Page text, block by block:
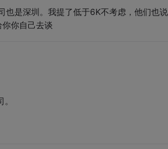
是深圳。我提了低于6K不考虑，他们也
你自己去谈